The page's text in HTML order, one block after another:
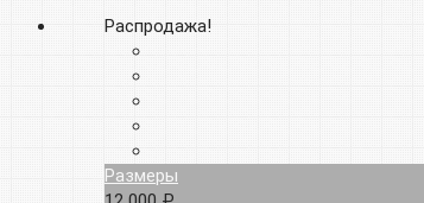
Распродажа!
Размеры